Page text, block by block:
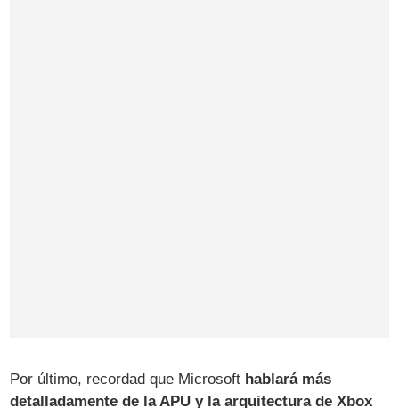
Por último, recordad que Microsoft hablará más
detalladamente de la APU y la arquitectura de Xbox